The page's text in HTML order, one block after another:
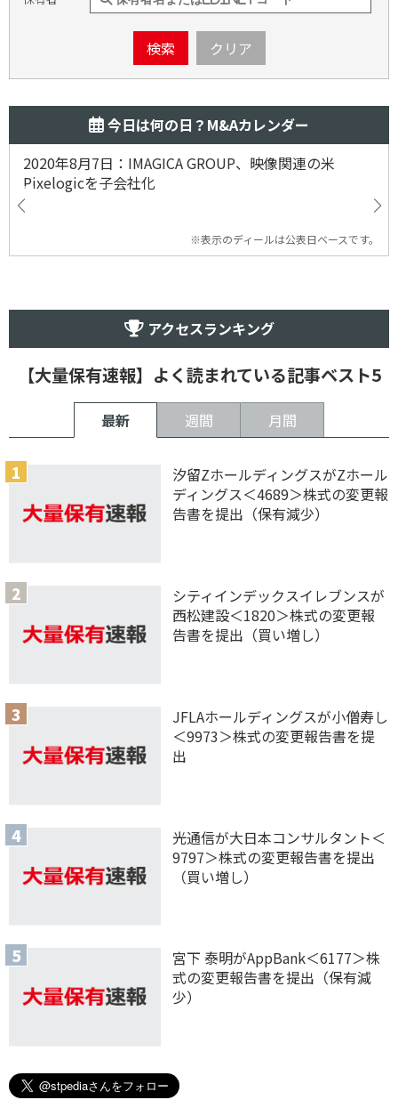
検索 クリア
今日は何の日？M&Aカレンダー
2020年8月7日：IMAGICA GROUP、映像関連の米
Pixelogicを子会社化
※表示のディールは公表日ベースです。
アクセスランキング
【大量保有速報】よく読まれている記事ベスト5
最新 週間 月間
汐留ZホールディングスがZホール
ディングス＜4689＞株式の変更報
告書を提出（保有減少）
シティインデックスイレブンスが
西松建設＜1820＞株式の変更報
告書を提出（買い増し）
JFLAホールディングスが小僧寿し
＜9973＞株式の変更報告書を提
出
光通信が大日本コンサルタント＜
9797＞株式の変更報告書を提出
（買い増し）
宮下 泰明がAppBank＜6177＞株
式の変更報告書を提出（保有減
少）